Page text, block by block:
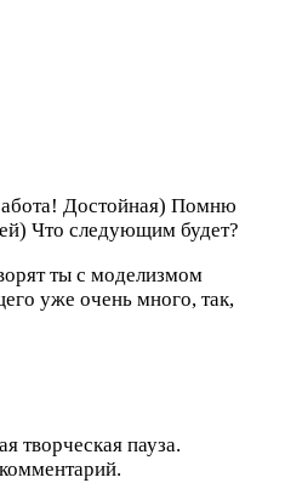
Достойная) Помню
Что следующим будет?
ты с моделизмом
уже очень много, так,
творческая пауза.